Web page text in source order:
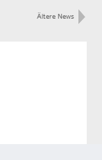
Ältere News